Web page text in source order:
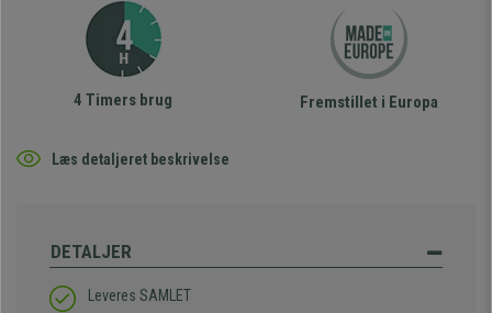
4 Timers brug Fremstillet i Europa
Læs detaljeret beskrivelse
DETALJER
Leveres SAMLET